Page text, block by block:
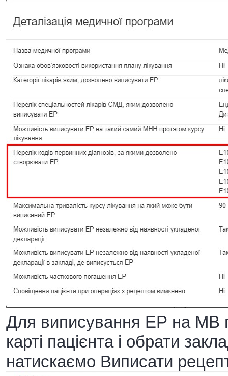
Для виписування ЕР на МВ
карті пацієнта і обрати
натискаємо Виписати